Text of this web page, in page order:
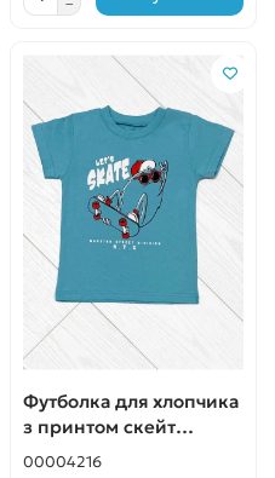
Футболка для хлопчика
з принтом скейт
бірюзова
00004216